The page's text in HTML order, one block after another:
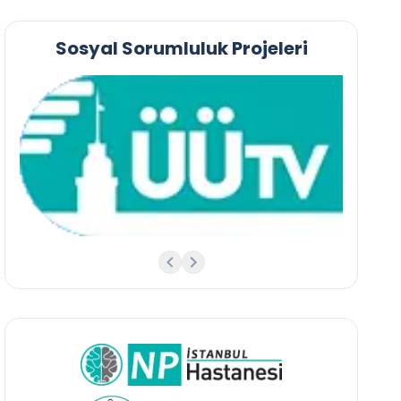
Sosyal Sorumluluk Projeleri